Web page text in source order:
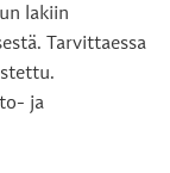
lakiin
Tarvittaessa
ja